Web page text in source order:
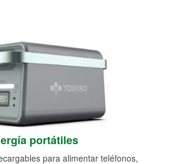
portátiles
para alimentar teléfonos,